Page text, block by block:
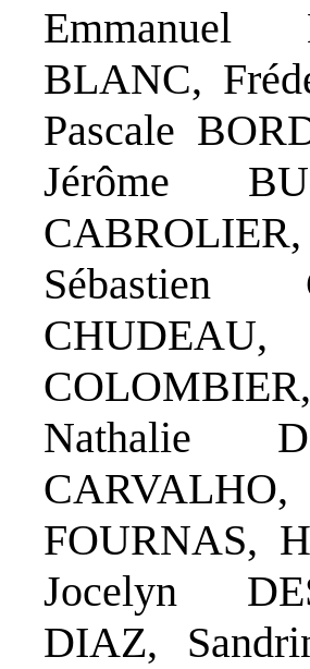
Emmanuel
BLANC,
Pascale
Jérôme
Sébastien
Nathalie
FOURNAS,
Jocelyn
DIAZ,